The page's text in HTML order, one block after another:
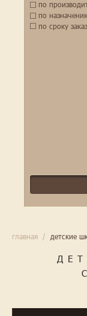
по
по
по сроку
главная / детские